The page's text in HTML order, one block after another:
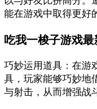
能在游戏中取得更好
吃我一梭子游戏
巧妙运用道具：在游
具，玩家能够巧妙地
与射击，从而增强战